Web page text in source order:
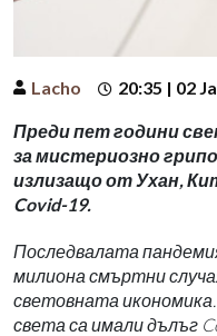
Lacho 20:35 | 02
Преди пет години
за мистериозно
излизащо от Ухан,
Covid-19.
Последвалата
милиона смъртни
световната
света са имали дълъг